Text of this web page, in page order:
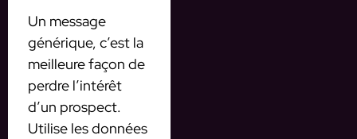
Un message
générique, c’est la
meilleure façon de
perdre l’intérêt
d’un prospect.
Utilise les données